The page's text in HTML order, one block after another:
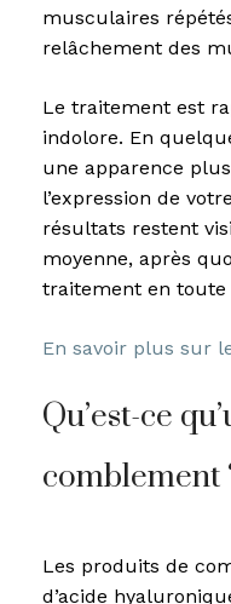
musculaires
relâchement des
Le traitement est
indolore. En
une apparence
l’expression de
résultats restent
moyenne, après
traitement en toute
En savoir plus sur
Qu’est-ce
comblement
Les produits de
d’acide